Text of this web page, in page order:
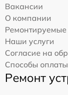
Вакансии
О компании
Наши услуги
Согласие на
Способы оплаты
Ремонт